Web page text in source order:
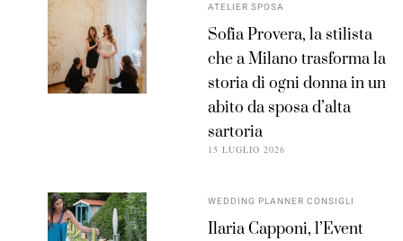
ATELIER SPOSA
Sofia Provera, la stilista
che a Milano trasforma la
storia di ogni donna in un
abito da sposa d’alta
sartoria
15 LUGLIO 2026
WEDDING PLANNER CONSIGLI
Ilaria Capponi, l’Event